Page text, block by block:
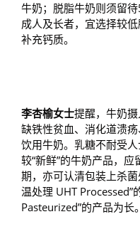
牛奶；脱脂牛奶则须留
成人及长者，宜选择较
补充钙质。
李杏榆女士提醒，牛奶摄
缺铁性贫血、消化道溃
饮用牛奶。乳糖不耐受
较“新鲜”的牛奶产品，
期，亦可认清包装上杀
温处理 UHT Processed”
Pasteurized”的产品为长。